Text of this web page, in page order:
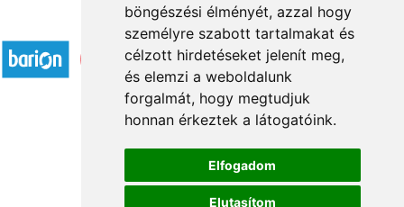
böngészési élményét, azzal hogy
személyre szabott tartalmakat és
célzott hirdetéseket jelenít meg,
és elemzi a weboldalunk
forgalmát, hogy megtudjuk
honnan érkeztek a látogatóink.
Elfogadom
Elutasítom
Elfogadott fizetési módok
Á.SZ.F.
Impresszum